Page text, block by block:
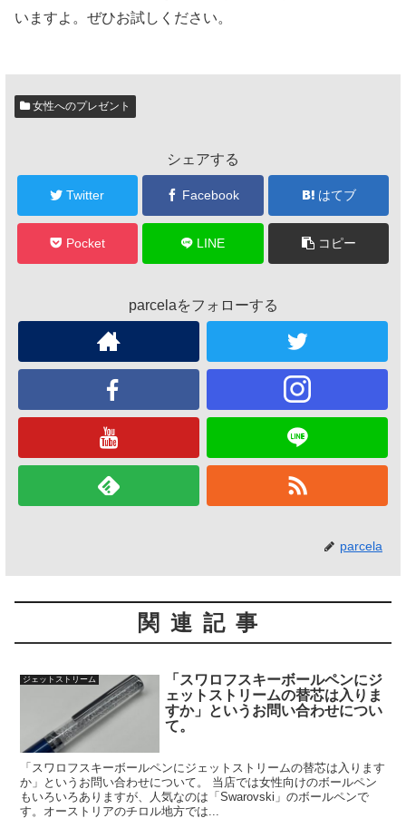
いますよ。ぜひお試しください。
女性へのプレゼント
シェアする
Twitter Facebook はてブ
Pocket LINE コピー
parcelaをフォローする
parcela
関連記事
ジェットストリーム
「スワロフスキーボールペンにジ
ェットストリームの替芯は入りま
すか」というお問い合わせについ
て。
「スワロフスキーボールペンにジェットストリームの替芯は入ります
か」というお問い合わせについて。 当店では女性向けのボールペン
もいろいろありますが、人気なのは「Swarovski」のボールペンで
す。オーストリアのチロル地方では...